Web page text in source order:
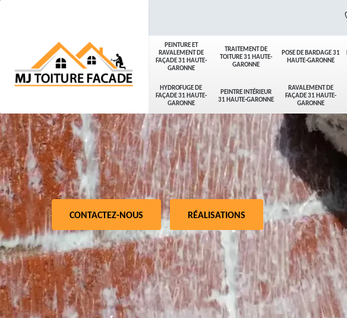
PEINTURE ET
RAVALEMENT DE
FAÇADE 31 HAUTE-
GARONNE
TRAITEMENT DE
TOITURE 31 HAUTE-
GARONNE
POSE DE BARDAGE 31
HAUTE-GARONNE
HYDROFUGE DE
FAÇADE 31 HAUTE-
GARONNE
PEINTRE INTÉRIEUR
31 HAUTE-GARONNE
RAVALEMENT DE
FAÇADE 31 HAUTE-
GARONNE
CONTACTEZ-NOUS RÉALISATIONS